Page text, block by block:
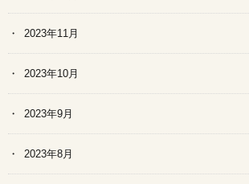
2023年11月
2023年10月
2023年9月
2023年8月